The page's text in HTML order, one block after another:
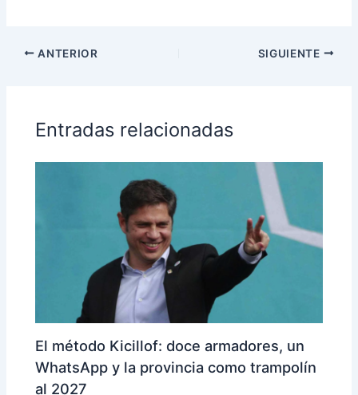
ANTERIOR SIGUIENTE
Entradas relacionadas
El método Kicillof: doce armadores, un
WhatsApp y la provincia como trampolín
al 2027